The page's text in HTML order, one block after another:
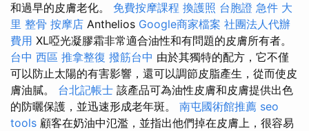
和過早的皮膚老化。 免費按摩課程 換護照 台胞證 急件 大
里 整骨 按摩店 Anthelios Google商家檔案 社團法人代辦
費用 XL啞光凝膠霜非常適合油性和有問題的皮膚所有者。
台中 西區 推拿整復 撥筋台中 由於其獨特的配方，它不僅
可以防止太陽的有害影響，還可以調節皮脂產生，從而使皮
膚油膩。 台北記帳士 該產品可為油性皮膚和皮膚提供出色
的防曬保護，並迅速形成老年斑。 南屯國術館推薦 seo
tools 顧客在奶油中氾濫，並指出他們掉在皮膚上，很容易